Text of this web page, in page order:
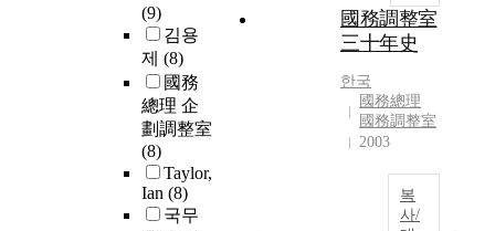
(9)
김용
제 (8)
國務
總理 企
劃調整室
(8)
Taylor,
Ian (8)
국무
國務調整室
三十年史
한국
國務總理
國務調整室
2003
복
사/